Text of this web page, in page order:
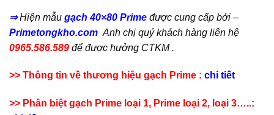
⇒ Hiện mẫu gạch 40×80 Prime được cung cấp bởi –
Primetongkho.com Anh chị quý khách hàng liên hệ
0965.586.589 để được hưởng CTKM .
>> Thông tin về thương hiệu gạch Prime : chi tiết
>> Phân biệt gạch Prime loại 1, Prime loại 2, loại 3…..: